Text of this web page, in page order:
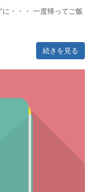
・・・ 一度帰ってご飯
続きを見る